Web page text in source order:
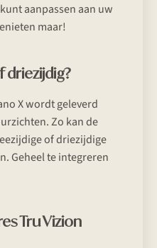
aanpassen aan uw
maar!
driezijdig?
X wordt geleverd
Zo kan de
of driezijdige
Geheel te integreren
Tru Vizion